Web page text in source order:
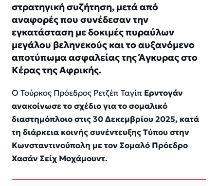
στρατηγική συζήτηση, μετά από
αναφορές που συνέδεσαν την
εγκατάσταση με δοκιμές πυραύλων
μεγάλου βεληνεκούς και το αυξανόμενο
αποτύπωμα ασφαλείας της Άγκυρας στο
Κέρας της Αφρικής.
Ο Τούρκος Πρόεδρος Ρετζέπ Ταγίπ Ερντογάν
ανακοίνωσε το σχέδιο για το σομαλικό
διαστημόπλοιο στις 30 Δεκεμβρίου 2025, κατά
τη διάρκεια κοινής συνέντευξης Τύπου στην
Κωνσταντινούπολη με τον Σομαλό Πρόεδρο
Χασάν Σείχ Μοχάμουντ.